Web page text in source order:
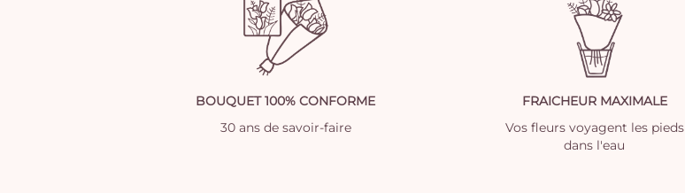
BOUQUET 100% CONFORME
30 ans de savoir-faire
FRAICHEUR MAXIMALE
Vos fleurs voyagent les pieds
dans l'eau